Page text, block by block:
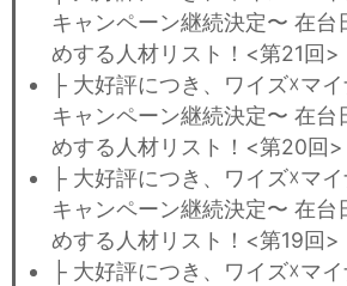
キャンペーン継続決定〜 在台
めする人材リスト！<第21回>
├ 大好評につき、ワイズ☓マ
キャンペーン継続決定〜 在台
めする人材リスト！<第20回>
├ 大好評につき、ワイズ☓マ
キャンペーン継続決定〜 在台
めする人材リスト！<第19回>
├ 大好評につき、ワイズ☓マ